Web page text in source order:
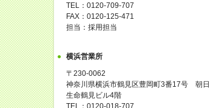
TEL：0120-709-707
FAX：0120-125-471
担当：採用担当
横浜営業所
〒230-0062
神奈川県横浜市鶴見区豊岡町3番17号 朝日
生命鶴見ビル4階
TEL：0120-018-707